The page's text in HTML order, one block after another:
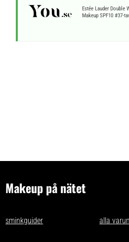
Estée Lauder Double
Makeup SPF10 #37-
Makeup på nätet
sminkguider och listar nästanalla